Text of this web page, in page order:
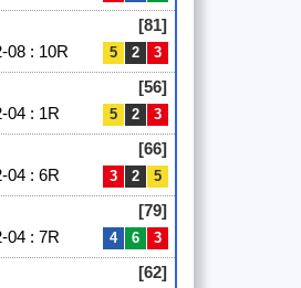
[81]
08 : 10R
[56]
04 : 1R
[66]
04 : 6R
[79]
04 : 7R
[62]